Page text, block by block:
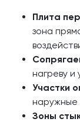
Плита
зона
нагреву и
Участки
наружные
Зоны